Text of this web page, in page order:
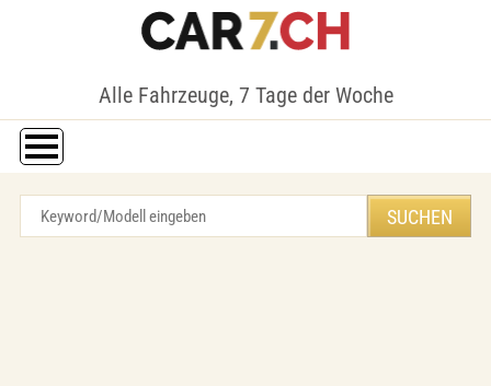
Alle Fahrzeuge, 7 Tage der Woche